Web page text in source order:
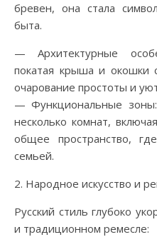
бревен, она стала
быта.
— Архитектурные
покатая крыша и окошки
очарование простоты и
— Функциональные
несколько комнат,
общее пространство,
семьей.
2. Народное искусство и
Русский стиль глубоко
и традиционном ремесле: